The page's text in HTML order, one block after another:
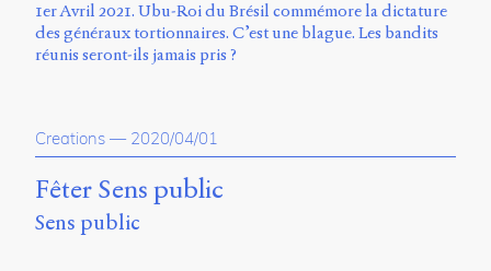
1er Avril 2021. Ubu-Roi du Brésil commémore la dictature
des généraux tortionnaires. C’est une blague. Les bandits
réunis seront-ils jamais pris ?
Creations — 2020/04/01
Fêter Sens public
Sens public